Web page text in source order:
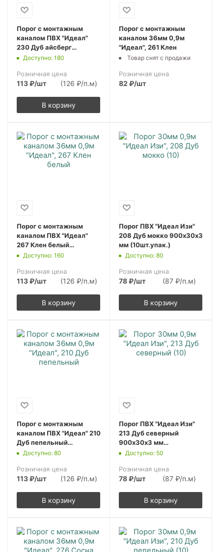
Порог с монтажным
каналом ПВХ "Идеал"
230 Дуб айсберг
900х36х5,5 мм
Доступно: 180
Розничная цена
113₽/шт (126 ₽/п.м)
В корзину
Порог с монтажным
каналом 36мм 0,9м
"Идеал", 261 Клен
Товар снят с продажи
Розничная цена
82 ₽/шт
Порог с монтажным
каналом ПВХ "Идеал"
267 Клен белый
900х36х5,5 мм
Доступно: 160
Розничная цена
113₽/шт (126 ₽/п.м)
В корзину
Порог ПВХ "Идеал Изи"
208 Дуб мокко 900х30х3
мм (10шт.упак.)
Доступно: 80
Розничная цена
78₽/шт (87 ₽/п.м)
В корзину
Порог с монтажным
каналом ПВХ "Идеал" 210
Дуб пепельный
900х36х5,5 мм
Доступно: 80
Розничная цена
113₽/шт (126 ₽/п.м)
В корзину
Порог ПВХ "Идеал Изи"
213 Дуб северный
900х30х3 мм
(10шт.упак.)
Доступно: 50
Розничная цена
78₽/шт (87 ₽/п.м)
В корзину